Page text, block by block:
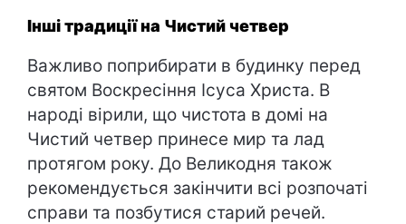
Інші традиції на Чистий четвер
Важливо поприбирати в будинку перед
святом Воскресіння Ісуса Христа. В
народі вірили, що чистота в домі на
Чистий четвер принесе мир та лад
протягом року. До Великодня також
рекомендується закінчити всі розпочаті
справи та позбутися старий речей.